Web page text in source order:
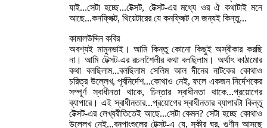
যাই...সেটা হচ্ছে...টেক্সট, টেক্সট-এর মধ্যে ওর ঐ কথাটাই মনে
আছে...কনফ্লিক্ট, থিয়েটারের যে কনফ্লিক্ট সে জন্যই কিন্তু...
কামালউদ্দিন কবির
অবশ্যই মামুনভাই। আমি কিন্তু কোনো কিছুই অস্বীকার করছি
না। আমি টেক্সট-এর রচনাশৈলীর কথা বলছিলাম। অর্থাৎ কাঠামোর
কথা বলছিলাম...বলছিলাম সেলিম আল দীনের নাটকের কোথাও
চরিত্র উল্লেখ, পূর্বনির্দেশ...কোথাও নেই, ফলে একজন নির্দেশকের
সম্পূর্ণ স্বাধীনতা থাকে, চিন্তার স্বাধীনতা থাকে...প্রয়োগের
ব্যাপারে। এই স্বাধীনতার...প্রয়োগের স্বাধীনতার ব্যাপারটা কিন্তু
টেক্সট-এর লেখ্যরীতিতেই আছে...সেটা কেমন? সেটা হচ্ছে কোথাও
উল্লেখ নেই...বনপাংশুলের টেক্সট-এ যে, সুকীর ঘর, গুণীন আসছে